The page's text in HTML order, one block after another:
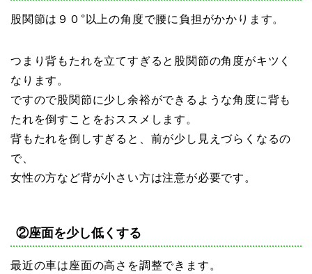
股関節は９０°以上の角度で腰に負担がかかります。
つまり背もたれを立てすぎると股関節の角度がキツく
なります。
ですので股関節に少し余裕ができるような角度に背も
たれを倒すことをおススメします。
背もたれを倒しすぎると、前が少し見えづらくなるの
で、
女性の方など背が小さい方は注意が必要です。
②座面を少し低くする
最近の車は座面の高さを調整できます。